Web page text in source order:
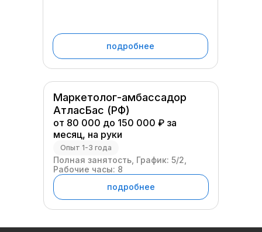
Маркетолог-амбассадор
АтласБас (РФ)
от 80 000 до 150 000 ₽ за
месяц, на руки
Опыт 1-3 года
Полная занятость, График: 5/2,
Рабочие часы: 8
подробнее
подробнее